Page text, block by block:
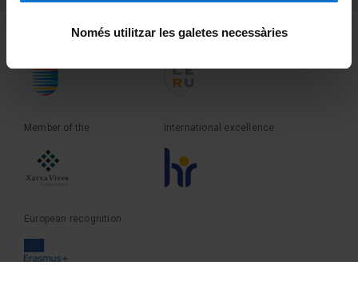
Només utilitzar les galetes necessàries
Founder of the Member of the
Member of the International excellence
European recognition